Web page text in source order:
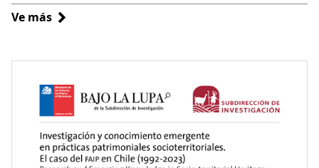
Ve más sobre
del
material
donado
por